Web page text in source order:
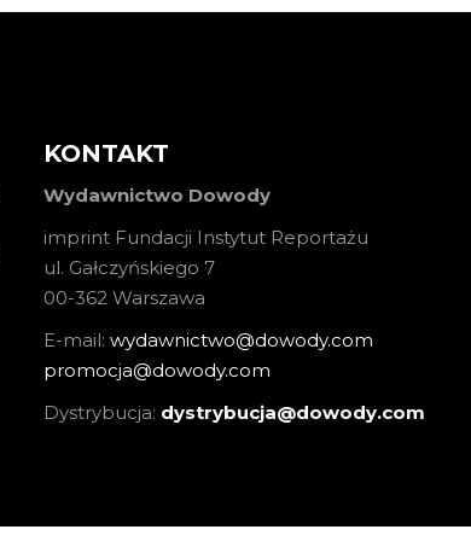
KONTAKT
Wydawnictwo Dowody
imprint Fundacji Instytut Reportażu
ul. Gałczyńskiego 7
00-362 Warszawa
E-mail: wydawnictwo@dowody.com
promocja@dowody.com
Dystrybucja: dystrybucja@dowody.com